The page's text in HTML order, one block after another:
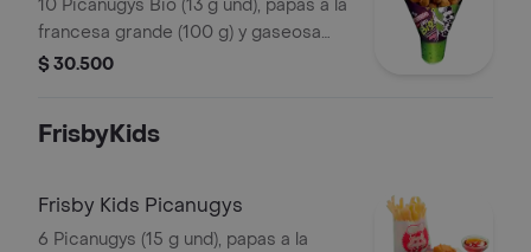
10 Picanugys Bio (13 g und), papas a la
francesa grande (100 g) y gaseosa
(470 ml)
$ 30.500
FrisbyKids
Frisby Kids Picanugys
6 Picanugys (15 g und), papas a la